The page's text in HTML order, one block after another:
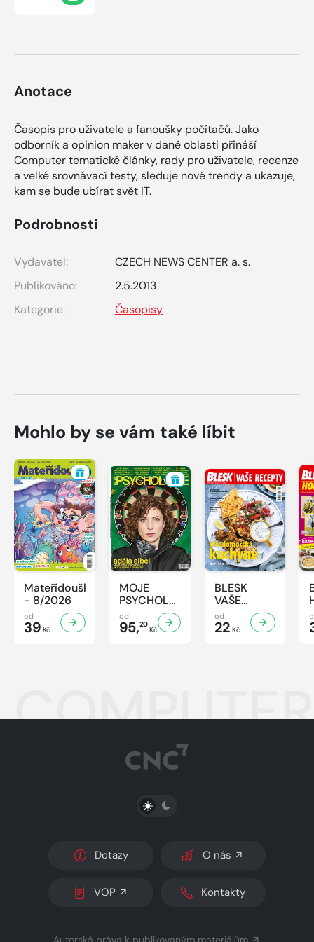
Anotace
Časopis pro uživatele a fanoušky počítačů. Jako
odborník a opinion maker v dané oblasti přináší
Computer tematické články, rady pro uživatele, recenze
a velké srovnávací testy, sleduje nové trendy a ukazuje,
kam se bude ubírat svět IT.
Podrobnosti
Vydavatel:
CZECH NEWS CENTER a. s.
Publikováno:
2.5.2013
Kategorie:
Časopisy
Mohlo by se vám také líbit
Mateřídouška
- 8/2026
od
39 Kč
MOJE
PSYCHOLOGIE
- 8/2026
od
95,20
Kč
BLESK
VAŠE
RECEPTY -
8/2026
od
22 Kč
PŘEPNOUT SVĚTLÝ/TMAVÝ REŽIM
Dotazy O nás
VOP Kontakty